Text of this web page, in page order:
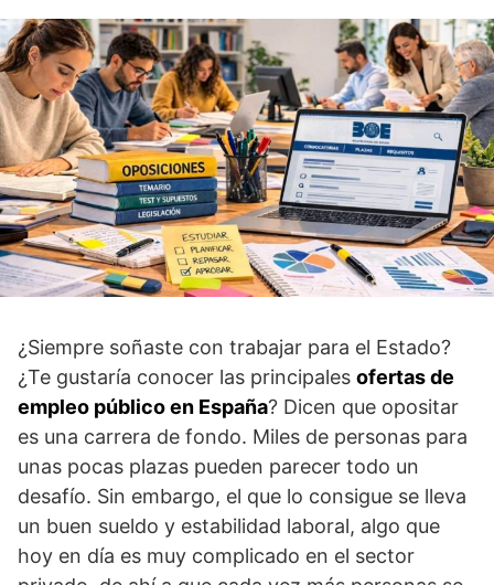
¿Siempre soñaste con trabajar para el Estado?
¿Te gustaría conocer las principales ofertas de
empleo público en España? Dicen que opositar
es una carrera de fondo. Miles de personas para
unas pocas plazas pueden parecer todo un
desafío. Sin embargo, el que lo consigue se lleva
un buen sueldo y estabilidad laboral, algo que
hoy en día es muy complicado en el sector